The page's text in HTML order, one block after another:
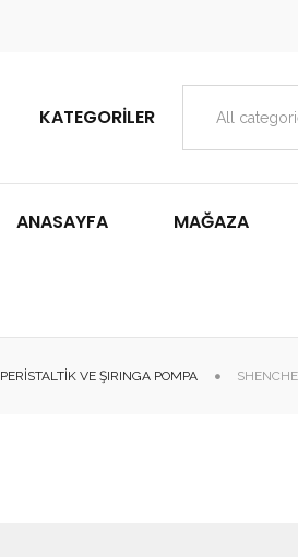
KATEGORILER All
ANASAYFA MAĞAZA
PERISTALTIK VE ŞIRINGA POMPA